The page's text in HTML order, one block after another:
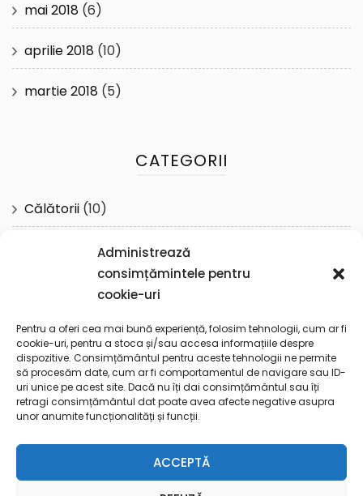
Administrează
consimțămintele pentru
cookie-uri
Pentru a oferi cea mai bună experiență, folosim tehnologii, cum ar fi
cookie-uri, pentru a stoca și/sau accesa informațiile despre
dispozitive. Consimțământul pentru aceste tehnologii ne permite
să procesăm date, cum ar fi comportamentul de navigare sau ID-
uri unice pe acest site. Dacă nu îți dai consimțământul sau îți
retragi consimțământul dat poate avea afecte negative asupra
unor anumite funcționalități și funcții.
ACCEPTĂ
mai 2018 (6)
aprilie 2018 (10)
martie 2018 (5)
CATEGORII
Călătorii (10)
(61)
(57)
Spiritualitate(19)
Toto(1)
Uncategorized(3)